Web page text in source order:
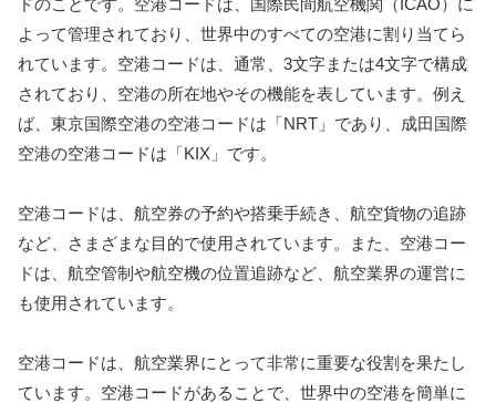
よって管理されており、世界中のすべての空港に割り当てら
れています。空港コードは、通常、3文字または4文字で構成
されており、空港の所在地やその機能を表しています。例え
ば、東京国際空港の空港コードは「NRT」であり、成田国際
空港の空港コードは「KIX」です。
空港コードは、航空券の予約や搭乗手続き、航空貨物の追跡
など、さまざまな目的で使用されています。また、空港コー
ドは、航空管制や航空機の位置追跡など、航空業界の運営に
も使用されています。
空港コードは、航空業界にとって非常に重要な役割を果たし
ています。空港コードがあることで、世界中の空港を簡単に